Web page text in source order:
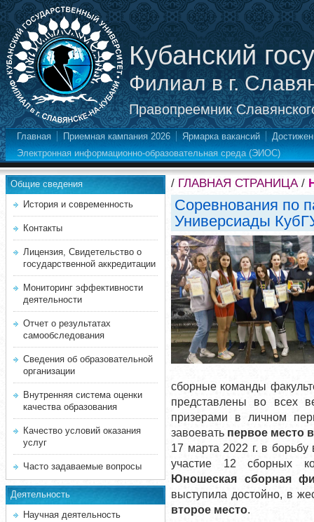
Кубанский
Филиал в г.
Правопреемник
Главная Приемная кампания 2026 Ярмарка вакансий
Электронная информационно-образовательная среда (ЭИОС)
Общие сведения
История и современность
Контакты
Лицензия, Свидетельство о
государственной аккредитации
Мониторинг эффективности
деятельности
Отчет о результатах
самообследования
Сведения об образовательной
организации
Внутренняя система оценки
качества образования
Качество условий оказания
услуг
Часто задаваемые вопросы
Деятельность
Научная деятельность
/ ГЛАВНАЯ СТРАНИЦА/
Соревнования по
Универсиады
сборные команды
представлены во всех
призерами в личном
завоевать первое место
17 марта 2022 г. в
участие 12 сборных
Юношеская сборная
выступила достойно, в
второе место.